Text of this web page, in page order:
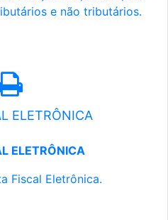
e não tributários.
ELETRÔNICA
ELETRÔNICA
Fiscal Eletrônica.